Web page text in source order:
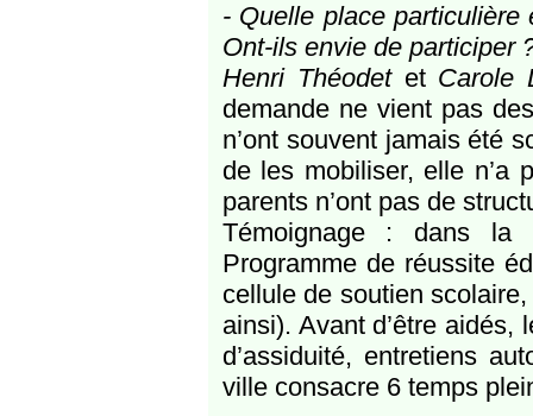
- Quelle place particulière
Ont-ils envie de participer
Henri Théodetet Carole
demande ne vient pas
n’ont souvent jamais été
de les mobiliser, elle n’a
parents n’ont pas de
Témoignage : dans la
Programme de réussite
cellule de soutien
ainsi). Avant d’être
d’assiduité, entretiens
ville consacre 6 temps